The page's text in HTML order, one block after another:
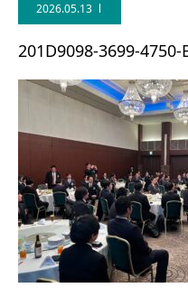
2026.05.13
201D9098-3699-4750-